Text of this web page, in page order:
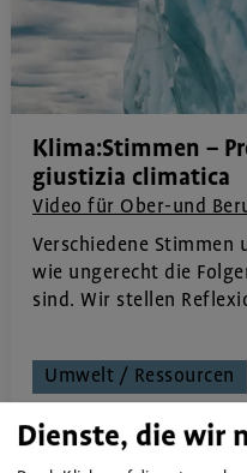
Klima:Stimmen –
giustizia climatica
Video für Ober-und
Verschiedene Stimmen
wie ungerecht die
sind. Wir stellen
Umwelt / Ressourcen
Dienste, die wir